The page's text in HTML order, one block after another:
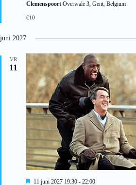
e
i
Clemenspoort Overwale 3, Gent, Belgium
€10
juni 2027
VR
11
U
11 juni 2027 19:30 - 22:00